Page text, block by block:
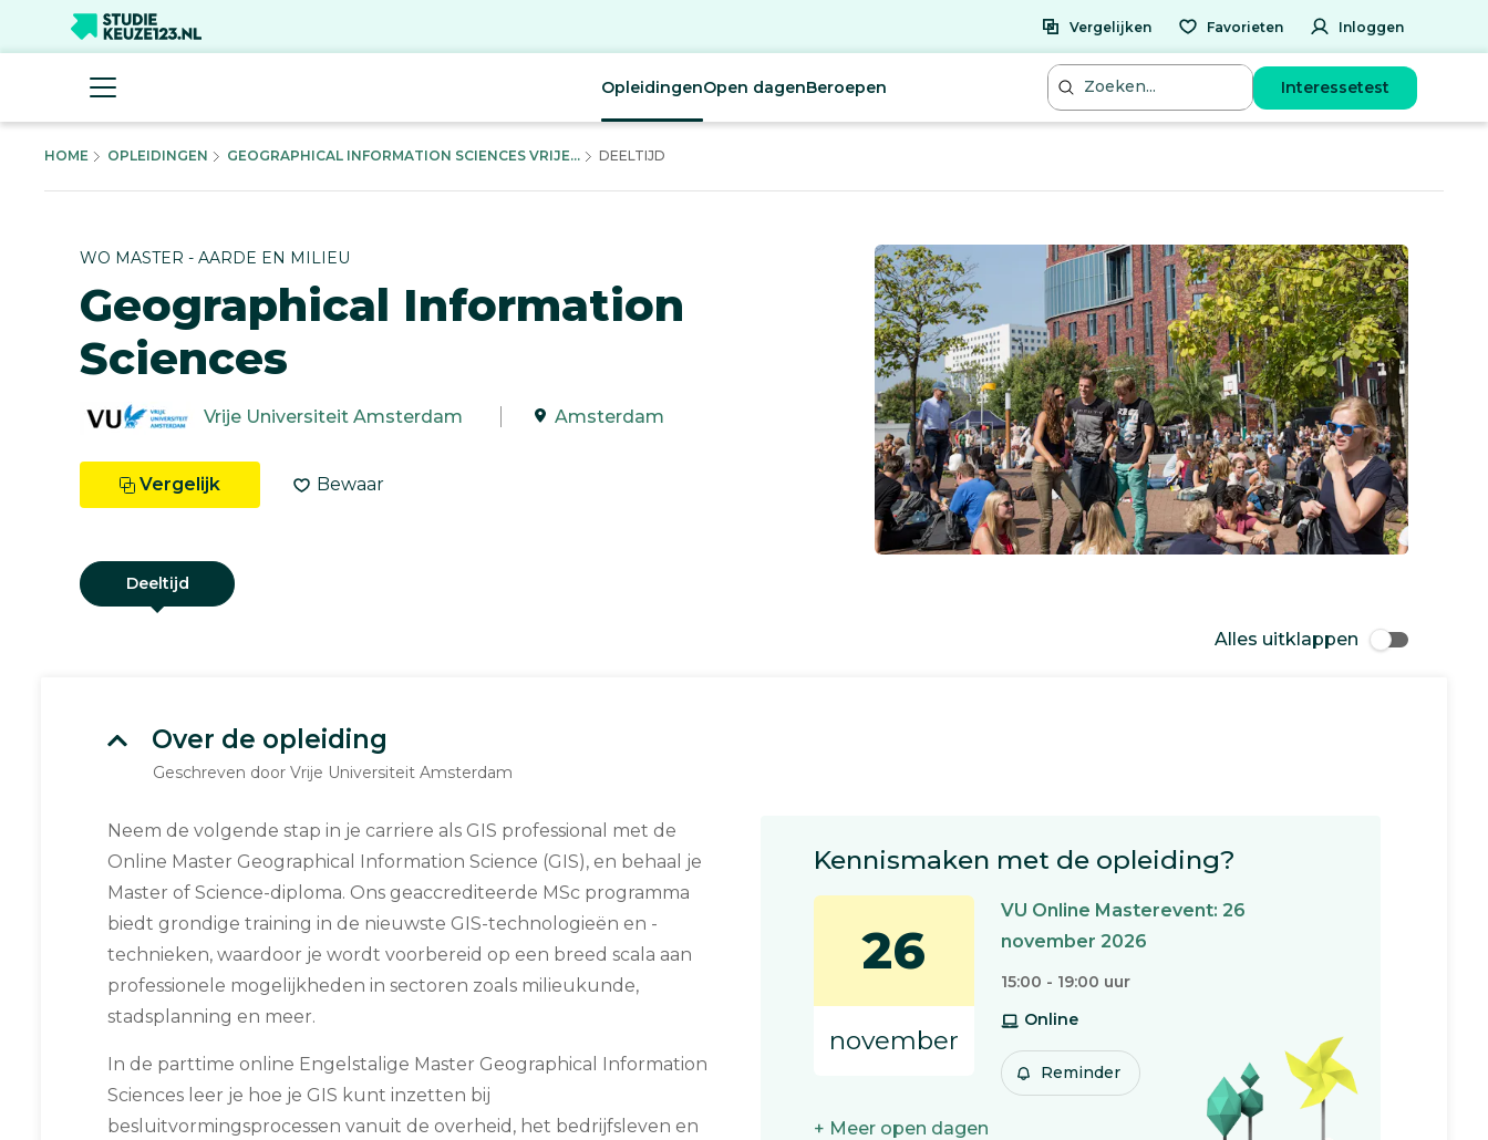
Vergelijken Favorieten Inloggen
OpleidingenOpen dagenBeroepen Interessetest
HOME OPLEIDINGEN GEOGRAPHICAL INFORMATION SCIENCES VRIJE... DEELTIJD
WO MASTER - AARDE EN MILIEU
Geographical Information
Sciences
Vrije Universiteit Amsterdam Amsterdam
Vergelijk Bewaar
Deeltijd
Alles uitklappen
Over de opleiding
Geschreven door Vrije Universiteit Amsterdam
Neem de volgende stap in je carriere als GIS professional met de
Online Master Geographical Information Science (GIS), en behaal je
Master of Science-diploma. Ons geaccrediteerde MSc programma
biedt grondige training in de nieuwste GIS-technologieën en -
technieken, waardoor je wordt voorbereid op een breed scala aan
professionele mogelijkheden in sectoren zoals milieukunde,
stadsplanning en meer.
In de parttime online Engelstalige Master Geographical Information
Sciences leer je hoe je GIS kunt inzetten bij
besluitvormingsprocessen vanuit de overheid, het bedrijfsleven en
Kennismaken met de opleiding?
26
november
VU Online Masterevent: 26
november 2026
15:00 - 19:00 uur
Online
Reminder
+ Meer open dagen